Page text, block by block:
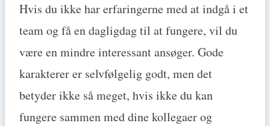
Hvis du ikke har erfaringerne med at indgå i et
team og få en dagligdag til at fungere, vil du
være en mindre interessant ansøger. Gode
karakterer er selvfølgelig godt, men det
betyder ikke så meget, hvis ikke du kan
fungere sammen med dine kollegaer og